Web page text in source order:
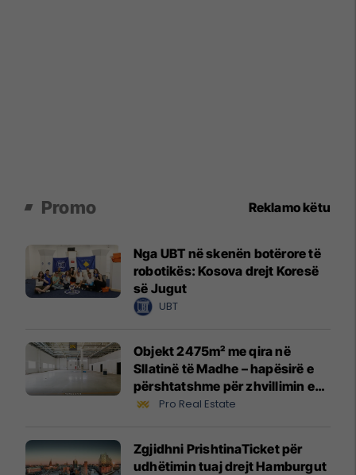
Promo Reklamo këtu
Nga UBT në skenën botërore të
robotikës: Kosova drejt Koresë
së Jugut
UBT
Objekt 2475m² me qira në
Sllatinë të Madhe – hapësirë e
përshtatshme për zhvillimin e
biznesit #16068
Pro Real Estate
Zgjidhni PrishtinaTicket për
udhëtimin tuaj drejt Hamburgut